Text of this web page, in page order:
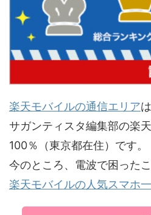
楽天モバイルの通信エリア
サガンティスタ編集部の楽
100％（東京都在住）です。
今のところ、電波で困った
楽天モバイルの人気スマホ